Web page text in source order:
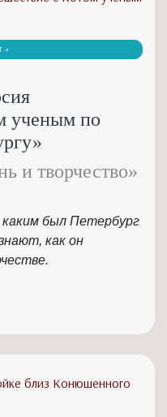
→
ученым по
и творчество»
каким был Петербург
как он